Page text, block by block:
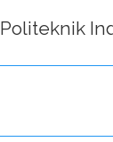
Politeknik